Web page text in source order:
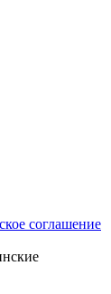
соглашение